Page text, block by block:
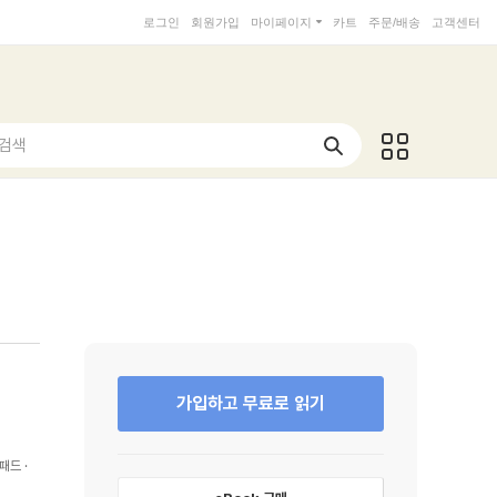
로그인 회원가입 마이페이지 카트 주문/배송 고객센터
색
드
가입하고 무료로 읽기